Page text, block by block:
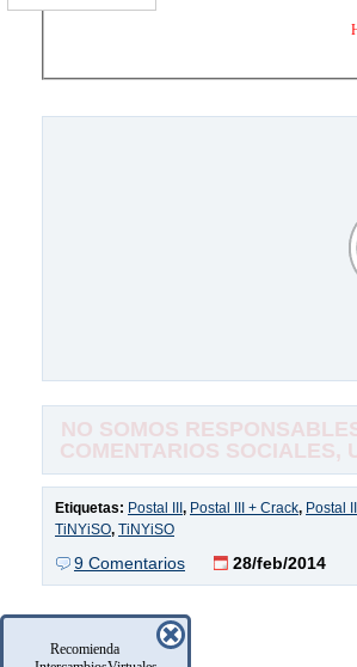
Recomienda
NO SOMOS
COMENTARIOS SOCIALES,
Etiquetas: Postal III, Postal III + Crack, Postal
TiNYiSO, TiNYiSO
9 Comentarios 28/feb/2014